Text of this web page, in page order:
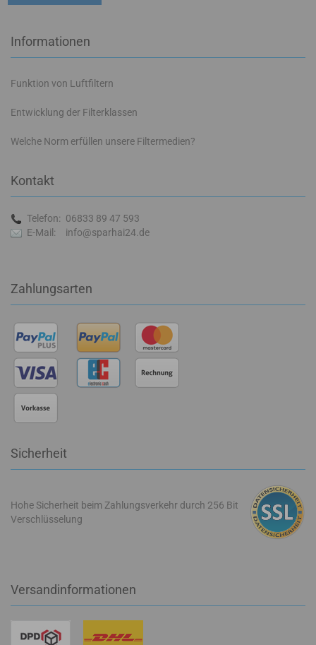
Informationen
Funktion von Luftfiltern
Entwicklung der Filterklassen
Welche Norm erfüllen unsere Filtermedien?
Kontakt
Telefon: 06833 89 47 593
E-Mail:
info@sparhai24.de
Zahlungsarten
Sicherheit
Hohe Sicherheit beim Zahlungsverkehr durch 256 Bit
Verschlüsselung
Versandinformationen